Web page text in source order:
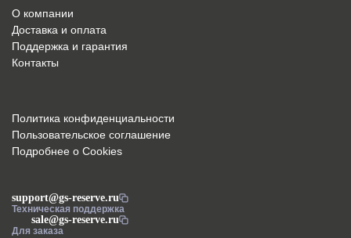
support@gs-reserve.ru
Техническая поддержка
sale@gs-reserve.ru
Для заказа
О компании
Доставка и оплата
Поддержка и гарантия
Контакты
Политика конфиденциальности
Пользовательское соглашение
Подробнее о Cookies